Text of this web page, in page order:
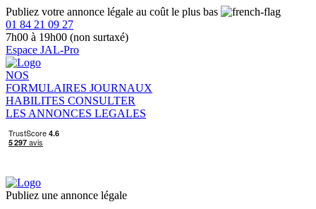
Publiez votre annonce légale au coût le plus bas
01 84 21 09 27
7h00 à 19h00 (non surtaxé)
Espace JAL-Pro
NOS
FORMULAIRES JOURNAUX
HABILITES CONSULTER
LES ANNONCES LEGALES
Publiez une annonce légale